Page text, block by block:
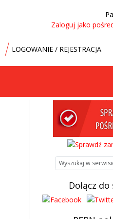
Zaloguj jako
LOGOWANIE / REJESTRACJA
Dołącz do